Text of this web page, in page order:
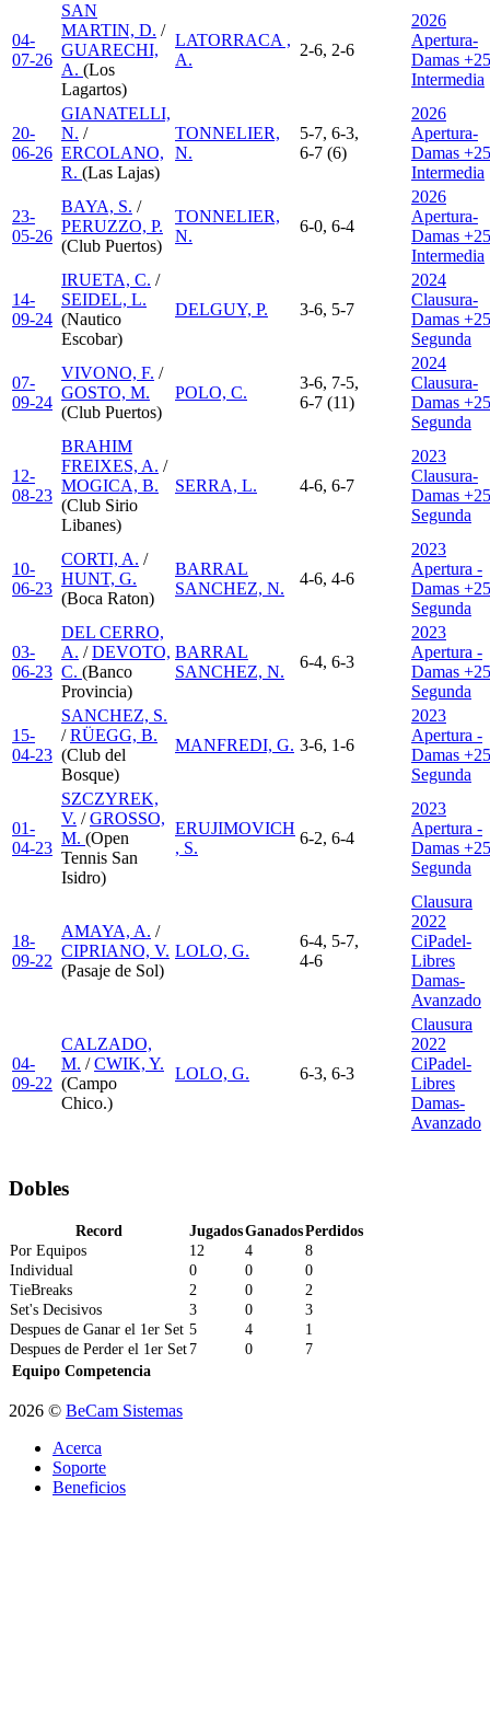
04-
07-26
SAN
MARTIN, D. /
GUARECHI,
A. (Los
Lagartos)
LATORRACA ,
A.
2-6, 2-6
2026
Apertura-
Damas
Intermedia
20-
06-26
GIANATELLI,
N. /
ERCOLANO,
R. (Las Lajas)
TONNELIER,
N.
5-7, 6-3,
6-7 (6)
2026
Apertura-
Damas
Intermedia
23-
05-26
BAYA, S. /
PERUZZO, P.
(Club Puertos)
TONNELIER,
N.
6-0, 6-4
2026
Apertura-
Damas
Intermedia
14-
09-24
IRUETA, C. /
SEIDEL, L.
(Nautico
Escobar)
DELGUY, P. 3-6, 5-7
2024
Clausura-
Damas
Segunda
07-
09-24
VIVONO, F. /
GOSTO, M.
(Club Puertos)
POLO, C.
3-6, 7-5,
6-7 (11)
2024
Clausura-
Damas
Segunda
12-
08-23
BRAHIM
FREIXES, A. /
MOGICA, B.
(Club Sirio
Libanes)
SERRA, L. 4-6, 6-7
2023
Clausura-
Damas
Segunda
10-
06-23
CORTI, A. /
HUNT, G.
(Boca Raton)
BARRAL
SANCHEZ, N.
4-6, 4-6
2023
Apertura -
Damas
Segunda
03-
06-23
DEL CERRO,
A. /DEVOTO,
C. (Banco
Provincia)
BARRAL
SANCHEZ, N.
6-4, 6-3
2023
Apertura -
Damas
Segunda
15-
04-23
SANCHEZ, S.
/RÜEGG, B.
(Club del
Bosque)
MANFREDI, G. 3-6, 1-6
2023
Apertura -
Damas
Segunda
01-
04-23
SZCZYREK,
V. /GROSSO,
M. (Open
Tennis San
Isidro)
ERUJIMOVICH
, S.
6-2, 6-4
2023
Apertura -
Damas
Segunda
18-
09-22
AMAYA, A. /
CIPRIANO, V.
(Pasaje de Sol)
LOLO, G.
6-4, 5-7,
4-6
Clausura
2022
CiPadel-
Libres
Damas-
Avanzado
04-
09-22
CALZADO,
M. /CWIK, Y.
(Campo
Chico.)
LOLO, G. 6-3, 6-3
Clausura
2022
CiPadel-
Libres
Damas-
Avanzado
Dobles
Record JugadosGanadosPerdidos
Por Equipos
12 4
8
Individual
0 0
0
TieBreaks
2 0
2
Set's Decisivos
3 0
3
Despues de Ganar el 1er Set 5 4
1
Despues de Perder el 1er Set 7 0
7
Equipo Competencia
2026 © BeCam Sistemas
Acerca
Soporte
Beneficios